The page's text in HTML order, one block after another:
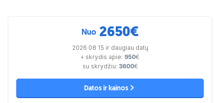
Nuo 2650€
2026 08 15 ir daugiau datų
+ skrydis apie: 950€
su skrydžiu: 3600€
Datos ir kainos